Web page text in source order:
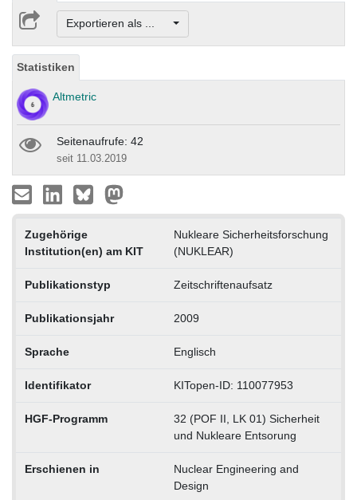
Exportieren als ...
Statistiken
Altmetric
Seitenaufrufe: 42
seit 11.03.2019
Zugehörige
Institution(en) am KIT
Nukleare Sicherheitsforschung
(NUKLEAR)
Publikationstyp Zeitschriftenaufsatz
Publikationsjahr 2009
Sprache Englisch
Identifikator KITopen-ID: 110077953
HGF-Programm
32 (POF II, LK 01) Sicherheit
und Nukleare Entsorung
Erschienen in
Nuclear Engineering and
Design